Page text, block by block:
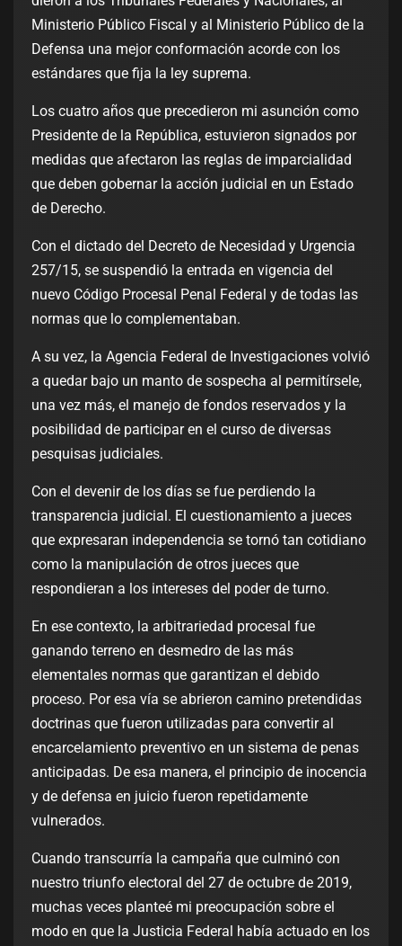
Ministerio Público Fiscal y al Ministerio Público de la
Defensa una mejor conformación acorde con los
estándares que fija la ley suprema.
Los cuatro años que precedieron mi asunción como
Presidente de la República, estuvieron signados por
medidas que afectaron las reglas de imparcialidad
que deben gobernar la acción judicial en un Estado
de Derecho.
Con el dictado del Decreto de Necesidad y Urgencia
257/15, se suspendió la entrada en vigencia del
nuevo Código Procesal Penal Federal y de todas las
normas que lo complementaban.
A su vez, la Agencia Federal de Investigaciones volvió
a quedar bajo un manto de sospecha al permitírsele,
una vez más, el manejo de fondos reservados y la
posibilidad de participar en el curso de diversas
pesquisas judiciales.
Con el devenir de los días se fue perdiendo la
transparencia judicial. El cuestionamiento a jueces
que expresaran independencia se tornó tan cotidiano
como la manipulación de otros jueces que
respondieran a los intereses del poder de turno.
En ese contexto, la arbitrariedad procesal fue
ganando terreno en desmedro de las más
elementales normas que garantizan el debido
proceso. Por esa vía se abrieron camino pretendidas
doctrinas que fueron utilizadas para convertir al
encarcelamiento preventivo en un sistema de penas
anticipadas. De esa manera, el principio de inocencia
y de defensa en juicio fueron repetidamente
vulnerados.
Cuando transcurría la campaña que culminó con
nuestro triunfo electoral del 27 de octubre de 2019,
muchas veces planteé mi preocupación sobre el
modo en que la Justicia Federal había actuado en los